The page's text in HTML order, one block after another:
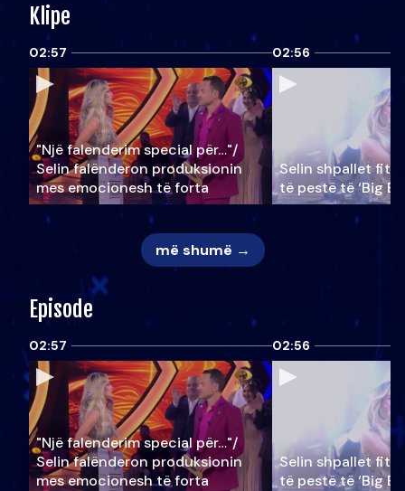
Klipe
02:57
"Një falenderim special për…"/
Selin falënderon produksionin
mes emocionesh të forta
02:56
Selin shpallet
të pestë të ‘Big
më shumë →
Episode
02:57
"Një falenderim special për…"/
Selin falënderon produksionin
mes emocionesh të forta
02:56
Selin shpallet
të pestë të ‘Big